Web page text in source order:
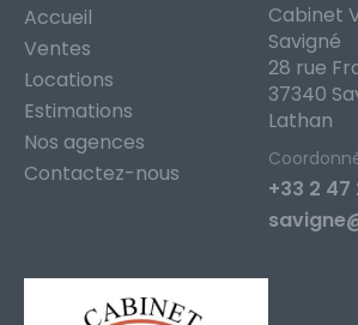
Accueil
Ventes
Locations
Estimations
Nos agences
Contactez-nous
Cabinet
Savigné
28 rue
37340
Lathan
+33 2 47